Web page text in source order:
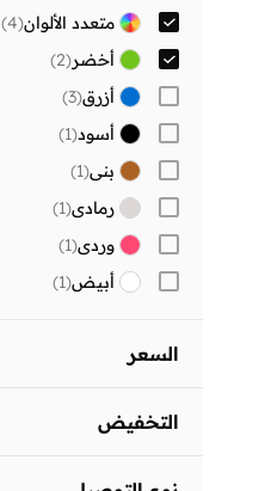
متعدد الألوان(
4
)
أخضر(
2
)
أزرق(
3
)
أسود(
1
)
بني(
1
)
رمادي(
1
)
وردي(
1
)
أبيض(
1
)
السعر

التخفيض